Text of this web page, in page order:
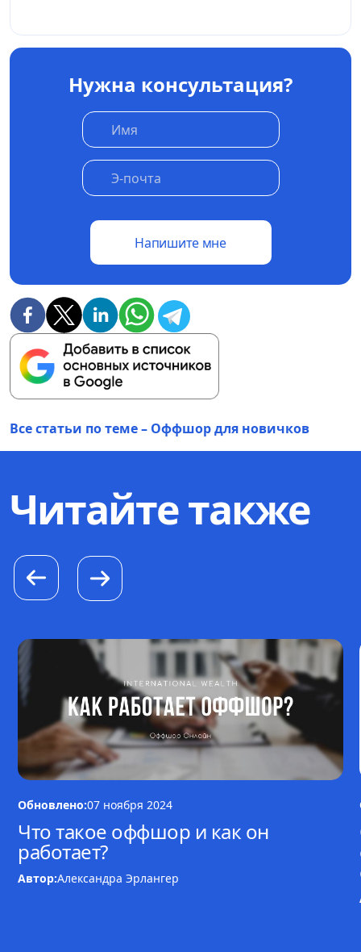
Нужна консультация?
Напишите мне
Все статьи по теме – Оффшор для новичков
Читайте также
Обновлено:07 ноября 2024
Что такое оффшор и как он
работает?
Автор:Александра Эрлангер